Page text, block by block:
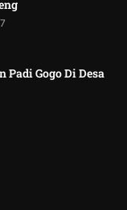
Padi Gogo Di Desa